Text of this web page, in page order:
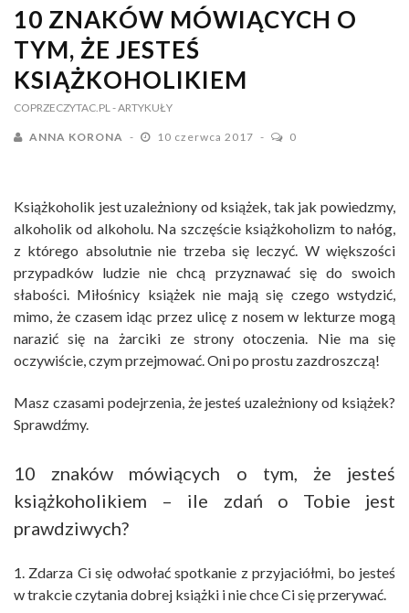
10 ZNAKÓW MÓWIĄCYCH O
TYM, ŻE JESTEŚ
KSIĄŻKOHOLIKIEM
COPRZECZYTAC.PL - ARTYKUŁY
ANNA KORONA 10 czerwca 2017 0
Książkoholik jest uzależniony od książek, tak jak powiedzmy,
alkoholik od alkoholu. Na szczęście książkoholizm to nałóg,
z którego absolutnie nie trzeba się leczyć. W większości
przypadków ludzie nie chcą przyznawać się do swoich
słabości. Miłośnicy książek nie mają się czego wstydzić,
mimo, że czasem idąc przez ulicę z nosem w lekturze mogą
narazić się na żarciki ze strony otoczenia. Nie ma się
oczywiście, czym przejmować. Oni po prostu zazdroszczą!
Masz czasami podejrzenia, że jesteś uzależniony od książek?
Sprawdźmy.
10 znaków mówiących o tym, że jesteś
książkoholikiem – ile zdań o Tobie jest
prawdziwych?
1. Zdarza Ci się odwołać spotkanie z przyjaciółmi, bo jesteś
w trakcie czytania dobrej książki i nie chce Ci się przerywać.